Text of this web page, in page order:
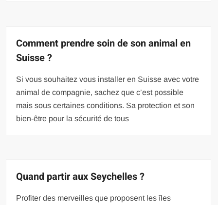
Comment prendre soin de son animal en
Suisse ?
Si vous souhaitez vous installer en Suisse avec votre
animal de compagnie, sachez que c’est possible
mais sous certaines conditions. Sa protection et son
bien-être pour la sécurité de tous
Quand partir aux Seychelles ?
Profiter des merveilles que proposent les îles